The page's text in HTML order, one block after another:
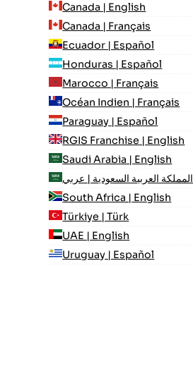
Canada | English
Canada | Français
Ecuador | Español
Honduras | Español
Marocco | Français
Océan Indien | Français
Paraguay | Español
RGIS Franchise | English
Saudi Arabia | English
المملكة العربية السعودية | عربي
South Africa | English
Türkiye | Türk
UAE | English
Uruguay | Español